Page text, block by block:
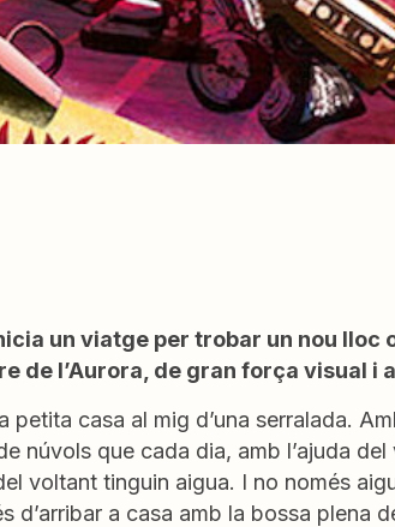
un viatge per trobar un nou lloc
de l’Aurora, de gran força visual i
casa al mig d’una serralada.
núvols que cada dia, amb l’ajuda del
voltant tinguin aigua. I no només
d’arribar a casa amb la bossa plena